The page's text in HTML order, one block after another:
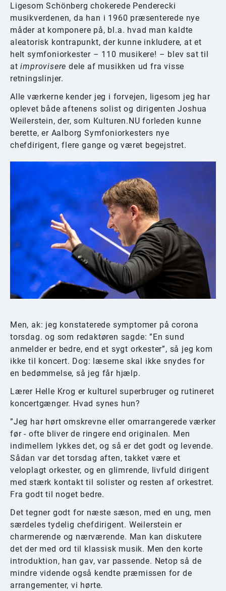
Ligesom Schönberg chokerede Penderecki
musikverdenen, da han i 1960 præsenterede nye
måder at komponere på, bl.a. hvad man kaldte
aleatorisk kontrapunkt, der kunne inkludere, at et
helt symfoniorkester – 110 musikere! – blev sat til
atimprovisere dele af musikken ud fra visse
retningslinjer.
Alle værkerne kender jeg i forvejen, ligesom jeg har
oplevet både aftenens solist og dirigenten Joshua
Weilerstein, der, som Kulturen.NU forleden kunne
berette, er Aalborg Symfoniorkesters nye
chefdirigent, flere gange og været begejstret.
Men, ak: jeg konstaterede symptomer på corona
torsdag. og som redaktøren sagde: ”En sund
anmelder er bedre, end et sygt orkester”, så jeg kom
ikke til koncert. Dog: læserne skal ikke snydes for
en bedømmelse, så jeg får hjælp.
Lærer Helle Krog er kulturel superbruger og rutineret
koncertgænger. Hvad synes hun?
”Jeg har hørt omskrevne eller omarrangerede værker
før - ofte bliver de ringere end originalen. Men
indimellem lykkes det, og så er det godt og levende.
Sådan var det torsdag aften, takket være et
veloplagt orkester, og en glimrende, livfuld dirigent
med stærk kontakt til solister og resten af orkestret.
Fra godt til noget bedre.
Det tegner godt for næste sæson, med en ung, men
særdeles tydelig chefdirigent. Weilerstein er
charmerende og nærværende. Man kan diskutere
det der med ord til klassisk musik. Men den korte
introduktion, han gav, var passende. Netop så de
mindre vidende også kendte præmissen for de
arrangementer, vi hørte.